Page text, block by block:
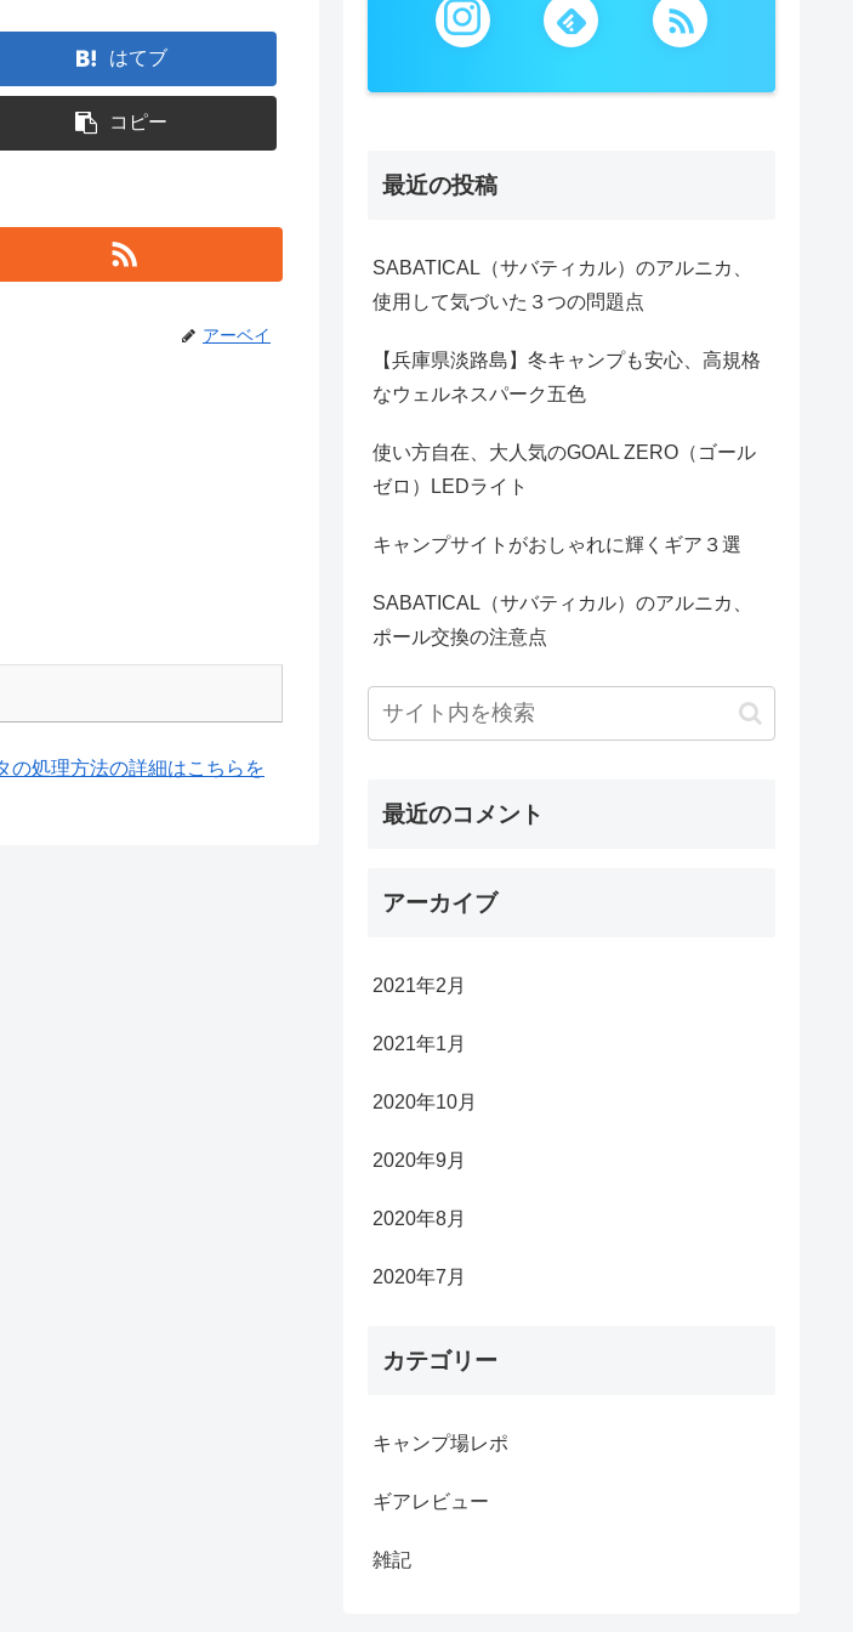
はてブ
コピー
アーベイ
の処理方法の詳細はこちらを
最近の投稿
SABATICAL（サバティカル）のアルニカ、
使用して気づいた３つの問題点
【兵庫県淡路島】冬キャンプも安心、高規格
なウェルネスパーク五色
使い方自在、大人気のGOAL ZERO（ゴール
ゼロ）LEDライト
キャンプサイトがおしゃれに輝くギア３選
SABATICAL（サバティカル）のアルニカ、
ポール交換の注意点
最近のコメント
アーカイブ
2021年2月
2021年1月
2020年10月
2020年9月
2020年8月
2020年7月
カテゴリー
キャンプ場レポ
ギアレビュー
雑記